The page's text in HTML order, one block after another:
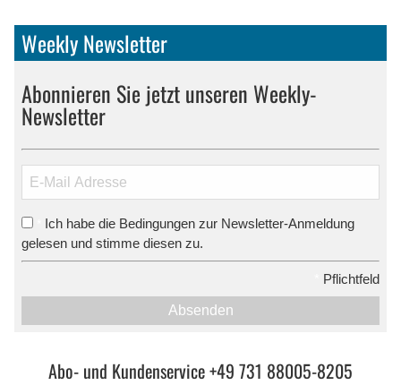
Weekly Newsletter
Abonnieren Sie jetzt unseren Weekly-
Newsletter
Ich habe die Bedingungen zur Newsletter-Anmeldung
gelesen und stimme diesen zu.
Pflichtfeld
Absenden
Abo- und Kundenservice +49 731 88005-8205